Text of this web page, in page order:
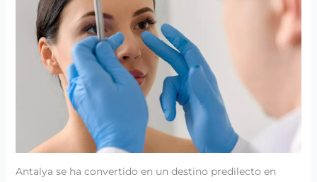
Antalya se ha convertido en un destino predilecto en